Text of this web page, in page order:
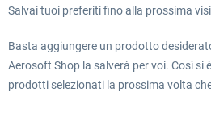
24h FREE
Salvai tuoi preferiti fino alla prossima
Basta aggiungere un prodotto
Aerosoft Shop la salverà per voi. Così si
prodotti selezionati la prossima volta